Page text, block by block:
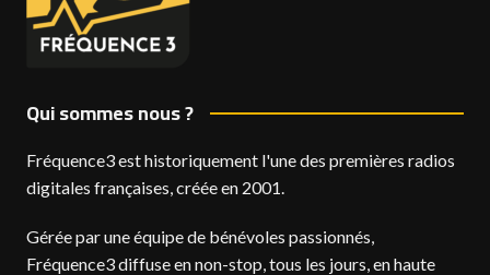
Qui sommes nous ?
Fréquence3 est historiquement l'une des premières radios
digitales françaises, créée en 2001.
Gérée par une équipe de bénévoles passionnés,
Fréquence3 diffuse en non-stop, tous les jours, en haute